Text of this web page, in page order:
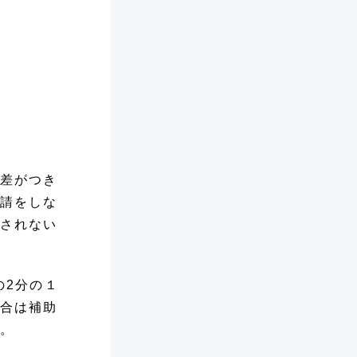
がつき
をしな
れない
分の１
は補助